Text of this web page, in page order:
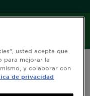
usted acepta que
para mejorar la
y colaborar con
de privacidad